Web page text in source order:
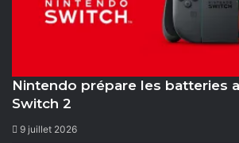
Nintendo prépare les batteries
Switch 2
9 juillet 2026